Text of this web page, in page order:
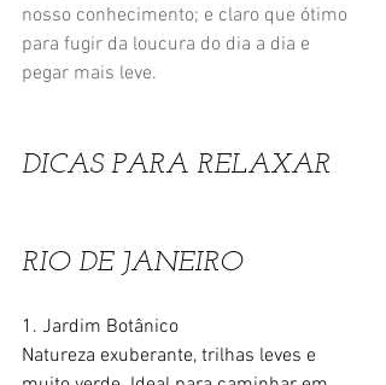
nosso conhecimento; e claro que ótimo
para fugir da loucura do dia a dia e
pegar mais leve.
DICAS PARA RELAXAR
RIO DE JANEIRO
1. Jardim Botânico
Natureza exuberante, trilhas leves e